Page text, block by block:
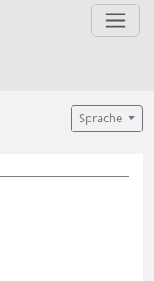
Sprache